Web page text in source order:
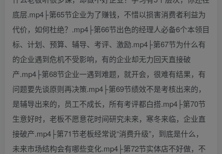
底层.mp4├第65节企业为了赚钱，不惜以损害消费者利益为
代价，如何杜绝？.mp4├第66节出色的经理人必备6个本领目
标、计划、预算、辅导、考评、激励.mp4├第67节为什么有
的企业遇到危机不受影响，有的企业却无力回天直接破
产.mp4├第68节企业一遇到难题，就开会，很难有结果，有
问题要先谈原则再决策.mp4├第69节绩效不是考核出来的，
是辅导出来的，员工不成长，所有考评都白搭.mp4├第70节
生意好时，老板不愿意花时间研究未来，寒冬来临，企业直
接破产.mp4├第71节老板经常说“消费升级”，到底是什么，
未来市场结构会有哪些变化.mp4├第72节实体店不好做，不